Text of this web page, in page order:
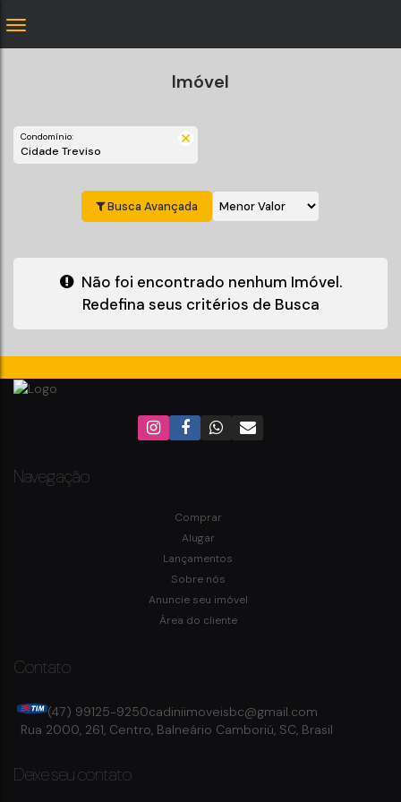
Imóvel
Condomínio:
Cidade Treviso
Busca Avançada
Não foi encontrado nenhum Imóvel.
Redefina seus critérios de Busca
Navegação
Comprar
Alugar
Lançamentos
Sobre nós
Anuncie seu imóvel
Área do cliente
Contato
(47) 99125-9250cadiniimoveisbc@gmail.com
Rua 2000, 261, Centro, Balneário Camboriú, SC, Brasil
Deixe seu contato